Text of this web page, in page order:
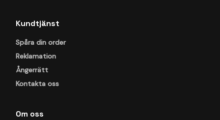
Kundtjänst
Spåra din order
Reklamation
Ångerrätt
Kontakta oss
Om oss